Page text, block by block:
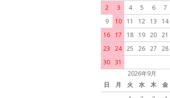
2
3 4 5 6 7
9
10 11 12 13 14
16
17 18 19 20 21
23
24 25 26 27 28
30 31
2026年9月
日
月 火 水 木 金